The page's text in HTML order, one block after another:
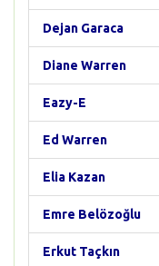
Dejan Garaca
Diane Warren
Eazy-E
Ed Warren
Elia Kazan
Emre Belözoğlu
Erkut Taçkın